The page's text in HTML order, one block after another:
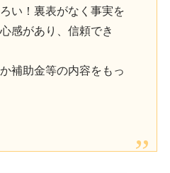
い！裏表がなく事実を
感があり、信頼でき
補助金等の内容をもっ